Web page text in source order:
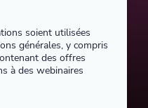
soient utilisées
générales, y compris
des offres
à des webinaires